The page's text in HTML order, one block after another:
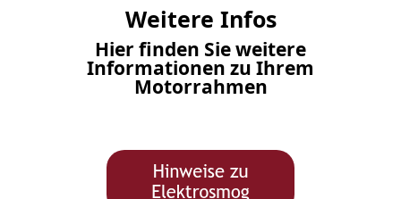
Weitere Infos
Hier finden Sie weitere
Informationen zu Ihrem
Motorrahmen